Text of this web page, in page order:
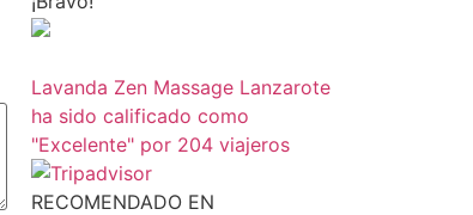
Lavanda Zen Massage Lanzarote
ha sido calificado como
"Excelente" por 204 viajeros
RECOMENDADO EN